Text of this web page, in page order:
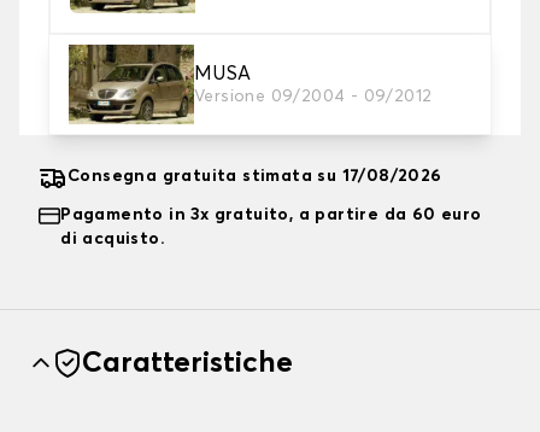
MUSA
Versione 09/2004 - 09/2012
2. Livello di protezione
Scegli il telo protettivo adatto alle tue esigenze
Consegna gratuita stimata su 17/08/2026
Pagamento in 3x gratuito, a partire da 60 euro
di acquisto.
Caratteristiche